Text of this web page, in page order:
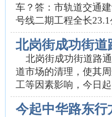
车？答：市轨道交通
号线二期工程全长
北岗街成功街
北岗街成功街道路
道市场的清理，使其
工等因素影响，今日
今起中华路东